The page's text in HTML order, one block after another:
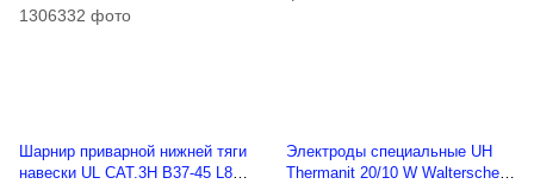
Шарнир приварной нижней тяги
навески UL CAT.3H B37-45 L80
Электроды специальные UH
Thermanit 20/10 W Walterscheid